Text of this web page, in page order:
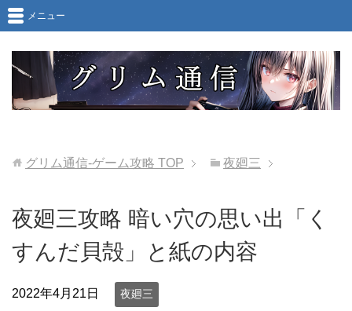
メニュー
グリム通信-ゲーム攻略 TOP 夜廻三
夜廻三攻略 暗い穴の思い出「く
すんだ貝殻」と紙の内容
2022年4月21日 夜廻三